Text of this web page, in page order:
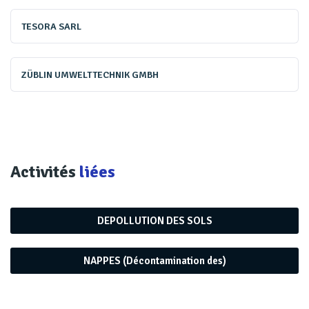
sites laissés longtemps à l’état de friche, faune et flore se sont
boulever­ser, de penser espaces verts, jardins de pluie, etc.
C’est une dimension à intégrer le plus tôt pos­sible dans la
conception d’une démarche de dépollution raisonnée»
souligne Jérôme Pantel (Canopée & Partners). De son
TESORA SARL
ZÜBLIN UMWELTTECHNIK GMBH
Activités liées
DEPOLLUTION DES SOLS
NAPPES (Décontamination des)